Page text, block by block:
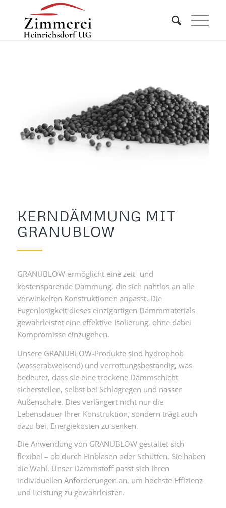
KERNDÄMMUNG MIT
GRANUBLOW
GRANUBLOW ermöglicht eine zeit- und
kostensparende Dämmung, die sich nahtlos an alle
verwinkelten Konstruktionen anpasst. Die
Fugenlosigkeit dieses einzigartigen Dämmmaterials
gewährleistet eine effektive Isolierung, ohne dabei
Kompromisse einzugehen.
Unsere GRANUBLOW-Produkte sind hydrophob
(wasserabweisend) und verrottungsbeständig, was
bedeutet, dass sie eine trockene Dämmschicht
sicherstellen, selbst bei Schlagregen und nasser
Außenschale. Dies verlängert nicht nur die
Lebensdauer Ihrer Konstruktion, sondern trägt auch
dazu bei, Energiekosten zu senken.
Die Anwendung von GRANUBLOW gestaltet sich
flexibel – ob durch Einblasen oder Schütten, Sie haben
die Wahl. Unser Dämmstoff passt sich Ihren
individuellen Anforderungen an, um höchste Effizienz
und Leistung zu gewährleisten.